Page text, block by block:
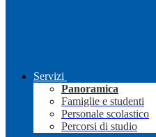
Servizi
Panoramica
Famiglie e studenti
Personale scolastico
Percorsi di studio